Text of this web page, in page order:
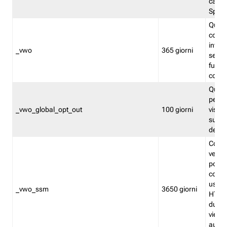
Split
_vwo 365 giorni
_vwo_global_opt_out 100 giorni
su
_vwo_ssm 3650 giorni
viene